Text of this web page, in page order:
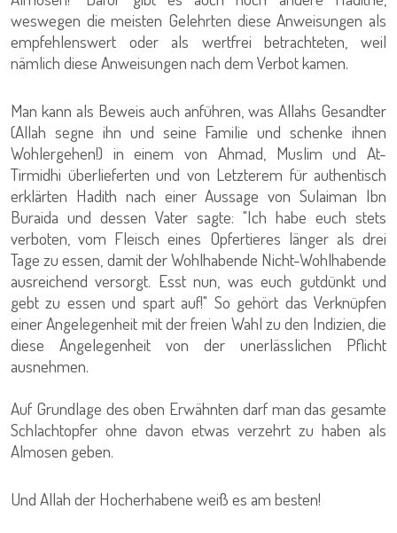
weswegen die meisten Gelehrten diese Anweisungen als
empfehlenswert oder als wertfrei betrachteten, weil
nämlich diese Anweisungen nach dem Verbot kamen.
Man kann als Beweis auch anführen, was Allahs Gesandter
(Allah segne ihn und seine Familie und schenke ihnen
Wohlergehen!) in einem von Ahmad, Muslim und At-
Tirmidhi überlieferten und von Letzterem für authentisch
erklärten Hadith nach einer Aussage von Sulaiman Ibn
Buraida und dessen Vater sagte: "Ich habe euch stets
verboten, vom Fleisch eines Opfertieres länger als drei
Tage zu essen, damit der Wohlhabende Nicht-Wohlhabende
ausreichend versorgt. Esst nun, was euch gutdünkt und
gebt zu essen und spart auf!" So gehört das Verknüpfen
einer Angelegenheit mit der freien Wahl zu den Indizien, die
diese Angelegenheit von der unerlässlichen Pflicht
ausnehmen.
Auf Grundlage des oben Erwähnten darf man das gesamte
Schlachtopfer ohne davon etwas verzehrt zu haben als
Almosen geben.
Und Allah der Hocherhabene weiß es am besten!